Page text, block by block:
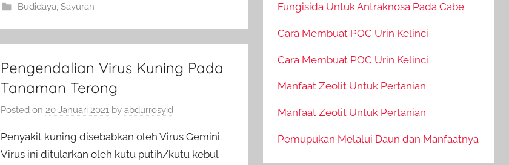
Budidaya, Sayuran
Pengendalian Virus Kuning Pada
Tanaman Terong
Posted on20 Januari 2021 byabdurrosyid
Penyakit kuning disebabkan oleh Virus Gemini.
Virus ini ditularkan oleh kutu putih/kutu kebul
Fungisida Untuk Antraknosa Pada Cabe
Cara Membuat POC Urin Kelinci
Cara Membuat POC Urin Kelinci
Manfaat Zeolit Untuk Pertanian
Manfaat Zeolit Untuk Pertanian
Pemupukan Melalui Daun dan Manfaatnya